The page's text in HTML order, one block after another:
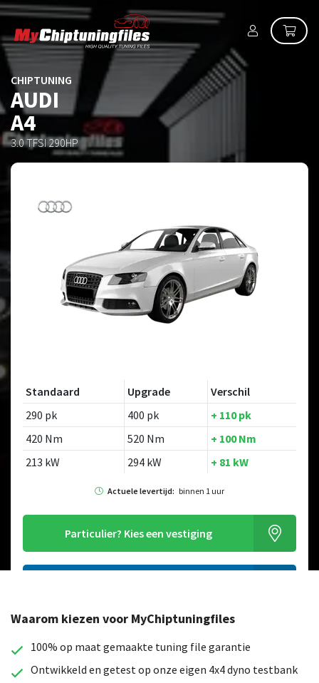
CHIPTUNING
AUDI
A4
3.0 TFSI 290HP
Standaard Upgrade
Verschil
290 pk
400 pk
+ 110 pk
420 Nm
520 Nm
+ 100 Nm
213 kW
294 kW + 81 kW
Actuele levertijd: binnen 1 uur
Particulier? Kies een vestiging
Op zoek naar een ander model?
Waarom kiezen voor MyChiptuningfiles
100% op maat gemaakte tuning file garantie
Ontwikkeld en getest op onze eigen 4x4 dyno testbank